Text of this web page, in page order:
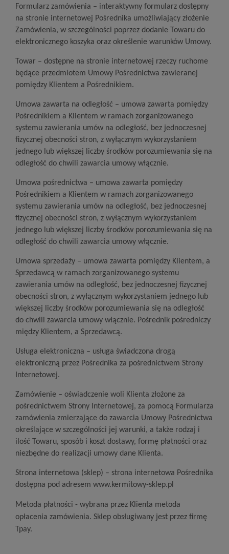
Formularz zamówienia – interaktywny formularz dostępny
na stronie internetowej Pośrednika umożliwiający złożenie
Zamówienia, w szczególności poprzez dodanie Towaru do
elektronicznego koszyka oraz określenie warunków Umowy.
Towar – dostępne na stronie internetowej rzeczy ruchome
będące przedmiotem Umowy Pośrednictwa zawieranej
pomiędzy Klientem a Pośrednikiem.
Umowa zawarta na odległość – umowa zawarta pomiędzy
Pośrednikiem a Klientem w ramach zorganizowanego
systemu zawierania umów na odległość, bez jednoczesnej
fizycznej obecności stron, z wyłącznym wykorzystaniem
jednego lub większej liczby środków porozumiewania się na
odległość do chwili zawarcia umowy włącznie.
Umowa pośrednictwa – umowa zawarta pomiędzy
Pośrednikiem a Klientem w ramach zorganizowanego
systemu zawierania umów na odległość, bez jednoczesnej
fizycznej obecności stron, z wyłącznym wykorzystaniem
jednego lub większej liczby środków porozumiewania się na
odległość do chwili zawarcia umowy włącznie.
Umowa sprzedaży – umowa zawarta pomiędzy Klientem, a
Sprzedawcą w ramach zorganizowanego systemu
zawierania umów na odległość, bez jednoczesnej fizycznej
obecności stron, z wyłącznym wykorzystaniem jednego lub
większej liczby środków porozumiewania się na odległość
do chwili zawarcia umowy włącznie. Pośrednik pośredniczy
między Klientem, a Sprzedawcą.
Usługa elektroniczna – usługa świadczona drogą
elektroniczną przez Pośrednika za pośrednictwem Strony
Internetowej.
Zamówienie – oświadczenie woli Klienta złożone za
pośrednictwem Strony Internetowej, za pomocą Formularza
zamówienia zmierzające do zawarcia Umowy Pośrednictwa
określające w szczególności jej warunki, a także rodzaj i
ilość Towaru, sposób i koszt dostawy, formę płatności oraz
niezbędne do realizacji umowy dane Klienta.
Strona internetowa (sklep) – strona internetowa Pośrednika
dostępna pod adresem www.kermitowy-sklep.pl
Metoda płatności - wybrana przez Klienta metoda
opłacenia zamówienia. Sklep obsługiwany jest przez firmę
Tpay.